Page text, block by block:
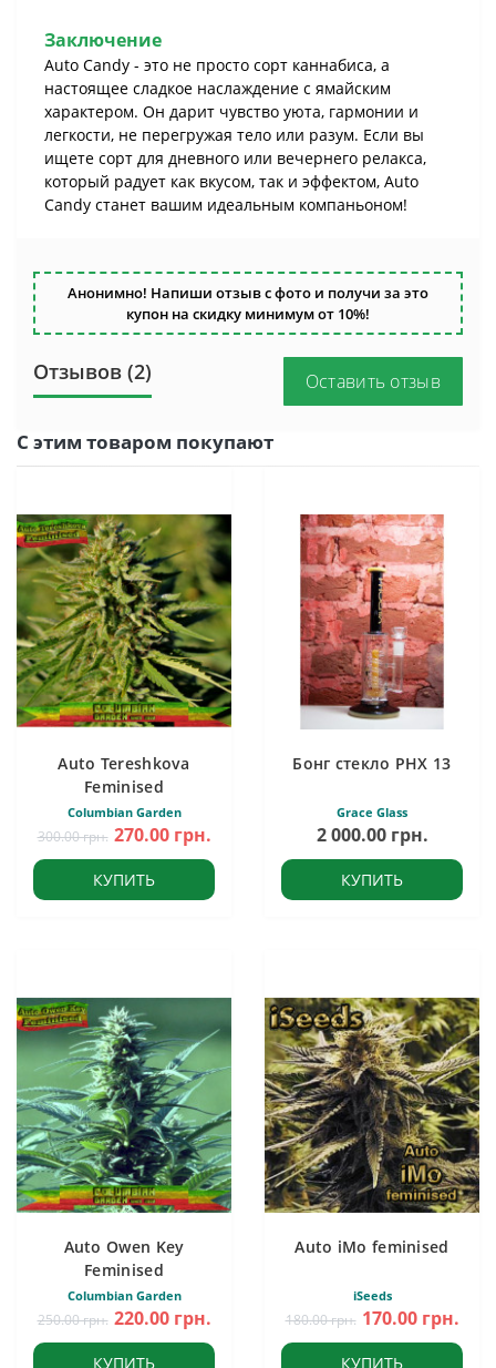
Заключение
Auto Candy - это не просто сорт каннабиса, а
настоящее сладкое наслаждение с ямайским
характером. Он дарит чувство уюта, гармонии и
легкости, не перегружая тело или разум. Если вы
ищете сорт для дневного или вечернего релакса,
который радует как вкусом, так и эффектом, Auto
Candy станет вашим идеальным компаньоном!
Анонимно! Напиши отзыв с фото и получи за это
купон на скидку минимум от 10%!
Отзывов (2) Оставить отзыв
С этим товаром покупают
Auto Tereshkova
Feminised
Columbian Garden
300.00 грн. 270.00 грн.
КУПИТЬ
Бонг стекло PHX 13
Grace Glass
2 000.00 грн.
КУПИТЬ
Auto Owen Key
Feminised
Columbian Garden
250.00 грн. 220.00 грн.
КУПИТЬ
Auto iMo feminised
iSeeds
180.00 грн. 170.00 грн.
КУПИТЬ